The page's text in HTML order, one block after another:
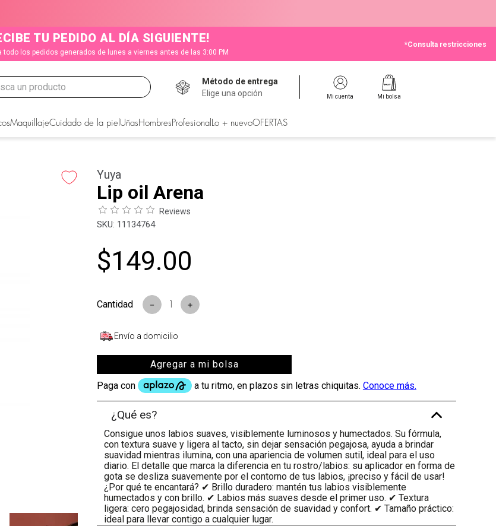
TU PEDIDO AL DÍA SIGUIENTE!
todo los pedidos generados de lunes a viernes antes de las 3:00 PM
*Consulta restricciones
Busca un producto
Método de entrega
Elige una opción
Mi cuenta Mi bolsa
MaquillajeCuidado de la piel Uñas Hombres Profesional Lo + nuevoOFERTAS
Yuya
Lip oil Arena
Reviews
: 11134764
$149.00
＋
－
Envío a domicilio
Agregar a mi bolsa
¿Qué es? -
Consigue unos labios suaves, visiblemente luminosos y humectados. Su fórmula,
con textura suave y ligera al tacto, sin dejar sensación pegajosa, ayuda a brindar
suavidad mientras ilumina, con una apariencia de volumen sutil, ideal para el uso
diario. El detalle que marca la diferencia en tu rostro/labios: su aplicador en forma de
gota se desliza suavemente por el contorno de tus labios, ¡preciso y fácil de usar!
¿Por qué te encantará? ✔ Brillo duradero: mantén tus labios visiblemente
humectados y con brillo. ✔ Labios más suaves desde el primer uso. ✔ Textura
ligera: cero pegajosidad, brinda sensación de suavidad y confort. ✔ Tamaño práctico:
ideal para llevar contigo a cualquier lugar.